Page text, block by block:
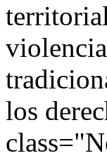
los